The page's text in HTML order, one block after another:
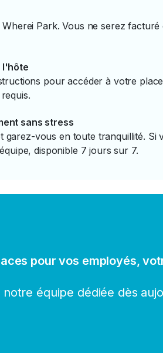
Park. Vous ne serez
l'hôte
pour accéder à votre
sans stress
garez-vous en toute tranquillité. Si
disponible 7 jours sur 7.
pour vos employés,
équipe dédiée dès